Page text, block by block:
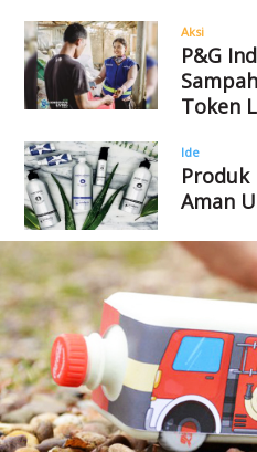
Aksi
P&G
Sampah
Token
Ide
Produk
Aman